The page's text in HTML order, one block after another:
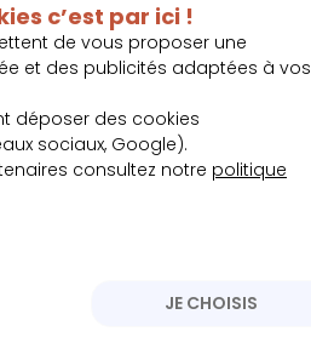
c’est par ici !
de vous proposer une
et des publicités adaptées à vos
déposer des cookies
sociaux, Google).
consultez notre politique
JE CHOISIS